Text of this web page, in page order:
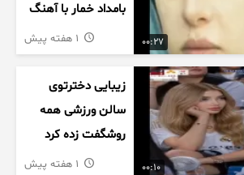
00:27
بامداد خمار با آهنگ
احسان خواجه امیری
00:10
زیبایی دخترتوی
سالن ورزشی همه
روشگفت زده کرد